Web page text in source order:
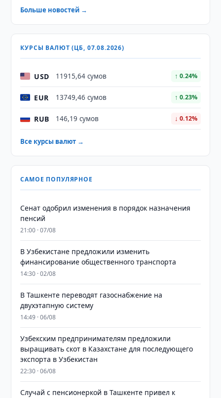
Больше новостей →
КУРСЫ ВАЛЮТ (ЦБ, 07.08.2026)
USD 11915,64 сумов ↑ 0.24%
EUR 13749,46 сумов ↑ 0.23%
RUB 146,19 сумов ↓ 0.12%
Все курсы валют →
САМОЕ ПОПУЛЯРНОЕ
Сенат одобрил изменения в порядок назначения
пенсий
21:00 · 07/08
В Узбекистане предложили изменить
финансирование общественного транспорта
14:30 · 02/08
В Ташкенте переводят газоснабжение на
двухэтапную систему
14:49 · 06/08
Узбекским предпринимателям предложили
выращивать скот в Казахстане для последующего
экспорта в Узбекистан
22:30 · 06/08
Случай с пенсионеркой в Ташкенте привел к